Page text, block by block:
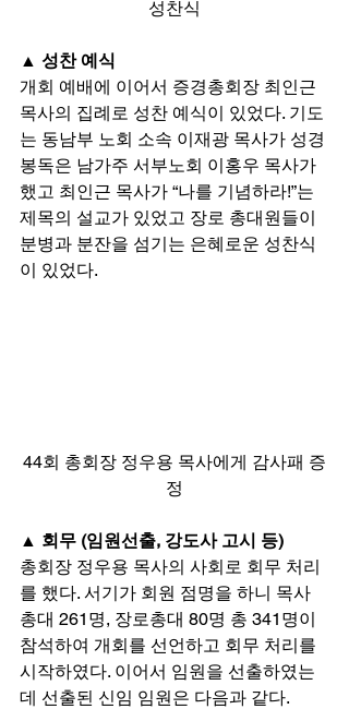
성찬식
▲ 성찬 예식
개회 예배에 이어서 증경총회장 최인근
목사의 집례로 성찬 예식이 있었다. 기도
는 동남부 노회 소속 이재광 목사가 성경
봉독은 남가주 서부노회 이홍우 목사가
했고 최인근 목사가 “나를 기념하라!”는
제목의 설교가 있었고 장로 총대원들이
분병과 분잔을 섬기는 은혜로운 성찬식
이 있었다.
44회 총회장 정우용 목사에게 감사패 증
정
▲ 회무 (임원선출, 강도사 고시 등)
총회장 정우용 목사의 사회로 회무 처리
를 했다. 서기가 회원 점명을 하니 목사
총대 261명, 장로총대 80명 총 341명이
참석하여 개회를 선언하고 회무 처리를
시작하였다. 이어서 임원을 선출하였는
데 선출된 신임 임원은 다음과 같다.